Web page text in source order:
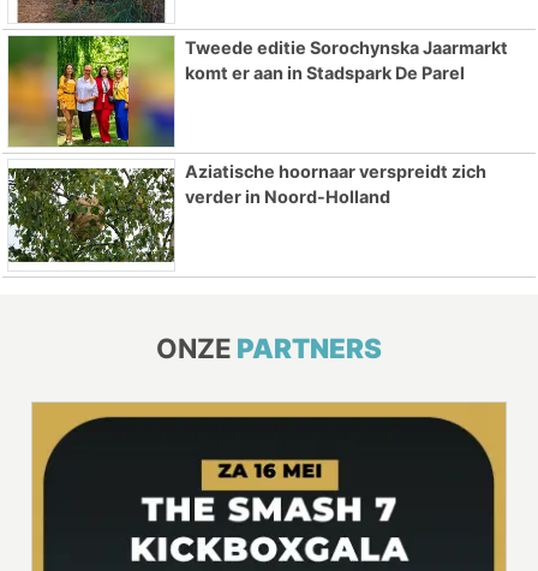
Tweede editie Sorochynska Jaarmarkt
komt er aan in Stadspark De Parel
Aziatische hoornaar verspreidt zich
verder in Noord-Holland
ONZE PARTNERS